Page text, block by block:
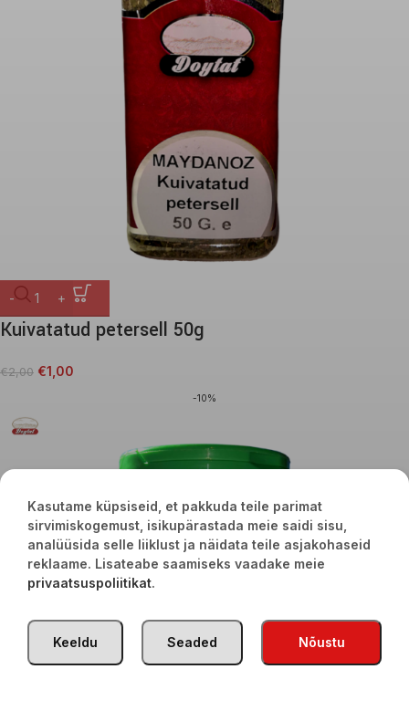
Kuivatatud petersell 50g
€2,00 €1,00
-10%
Kasutame küpsiseid, et pakkuda teile parimat
sirvimiskogemust, isikupärastada meie saidi sisu,
analüüsida selle liiklust ja näidata teile asjakohaseid
reklaame. Lisateabe saamiseks vaadake meie
privaatsuspoliitikat.
Nõustu
Seaded
Keeldu